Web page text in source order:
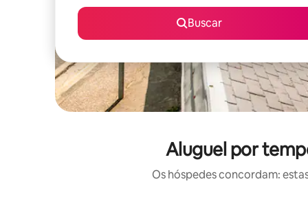
Buscar
Aluguel por
Os hóspedes concordam: